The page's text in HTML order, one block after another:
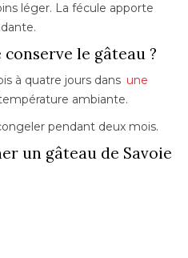
léger. La fécule apporte
le gâteau ?
à quatre jours dans une
ambiante.
pendant deux mois.
un gâteau de Savoie